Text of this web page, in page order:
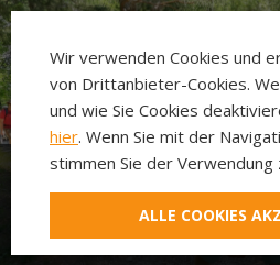
Neuer
Laudato si’
Wir verwenden Cookies und
von Drittanbieter-Cookies.
und wie Sie Cookies
hier. Wenn Sie mit der
stimmen Sie der Verwendung
ALLE COOKIES